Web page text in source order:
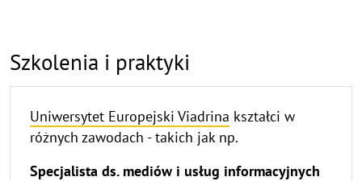
Szkolenia i praktyki
Uniwersytet Europejski Viadrina kształci w
różnych zawodach - takich jak np.
Specjalista ds. mediów i usług informacyjnych